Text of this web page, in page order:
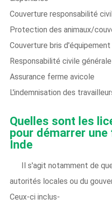
Couverture responsabilité
Protection des animaux/
Couverture bris d'équipement
Responsabilité civile générale
Assurance ferme avicole
L'indemnisation des
Quelles sont les
pour démarrer
Inde
Il s'agit notamment de
autorités locales ou du
Ceux-ci inclus-